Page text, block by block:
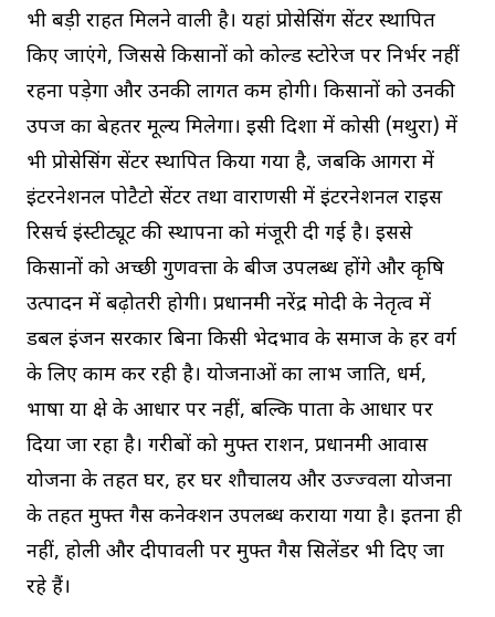
भी बड़ी राहत मिलने वाली है। यहां प्रोसेसिंग सेंटर स्थापित
किए जाएंगे, जिससे किसानों को कोल्ड स्टोरेज पर निर्भर नहीं
रहना पड़ेगा और उनकी लागत कम होगी। किसानों को उनकी
उपज का बेहतर मूल्य मिलेगा। इसी दिशा में कोसी (मथुरा) में
भी प्रोसेसिंग सेंटर स्थापित किया गया है, जबकि आगरा में
इंटरनेशनल पोटैटो सेंटर तथा वाराणसी में इंटरनेशनल राइस
रिसर्च इंस्टीट्यूट की स्थापना को मंजूरी दी गई है। इससे
किसानों को अच्छी गुणवत्ता के बीज उपलब्ध होंगे और कृषि
उत्पादन में बढ़ोतरी होगी। प्रधानमंत्री नरेंद्र मोदी के नेतृत्व में
डबल इंजन सरकार बिना किसी भेदभाव के समाज के हर वर्ग
के लिए काम कर रही है। योजनाओं का लाभ जाति, धर्म,
भाषा या क्षेत्र के आधार पर नहीं, बल्कि पात्रता के आधार पर
दिया जा रहा है। गरीबों को मुफ्त राशन, प्रधानमंत्री आवास
योजना के तहत घर, हर घर शौचालय और उज्ज्वला योजना
के तहत मुफ्त गैस कनेक्शन उपलब्ध कराया गया है। इतना ही
नहीं, होली और दीपावली पर मुफ्त गैस सिलेंडर भी दिए जा
रहे हैं।